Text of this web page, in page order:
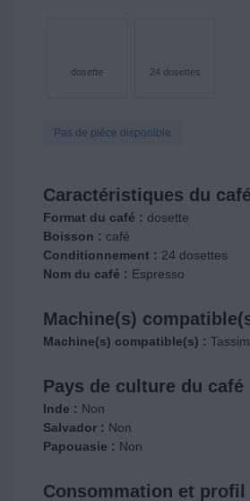
dosette 24 dosettes
Pas de pièce disponible
Caractéristiques du café
Format du café : dosette
Boisson : café
Conditionnement : 24 dosettes
Nom du café : Espresso
Machine(s)
Machine(s) compatible(s) :
Pays de culture du café
Inde : Non
Salvador : Non
Papouasie : Non
Consommation et